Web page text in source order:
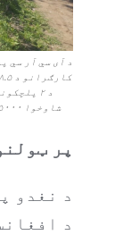
د ۲
پر
د نغدو
د